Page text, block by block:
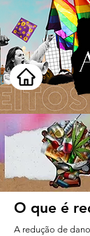
O que é
A redução de